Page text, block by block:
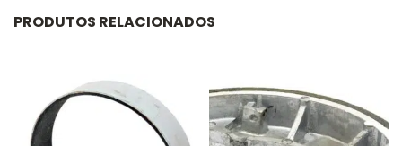
PRODUTOS RELACIONADOS